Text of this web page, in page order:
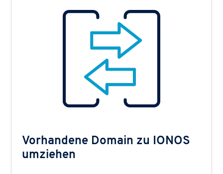
Vorhandene Domain zu IONOS
umziehen